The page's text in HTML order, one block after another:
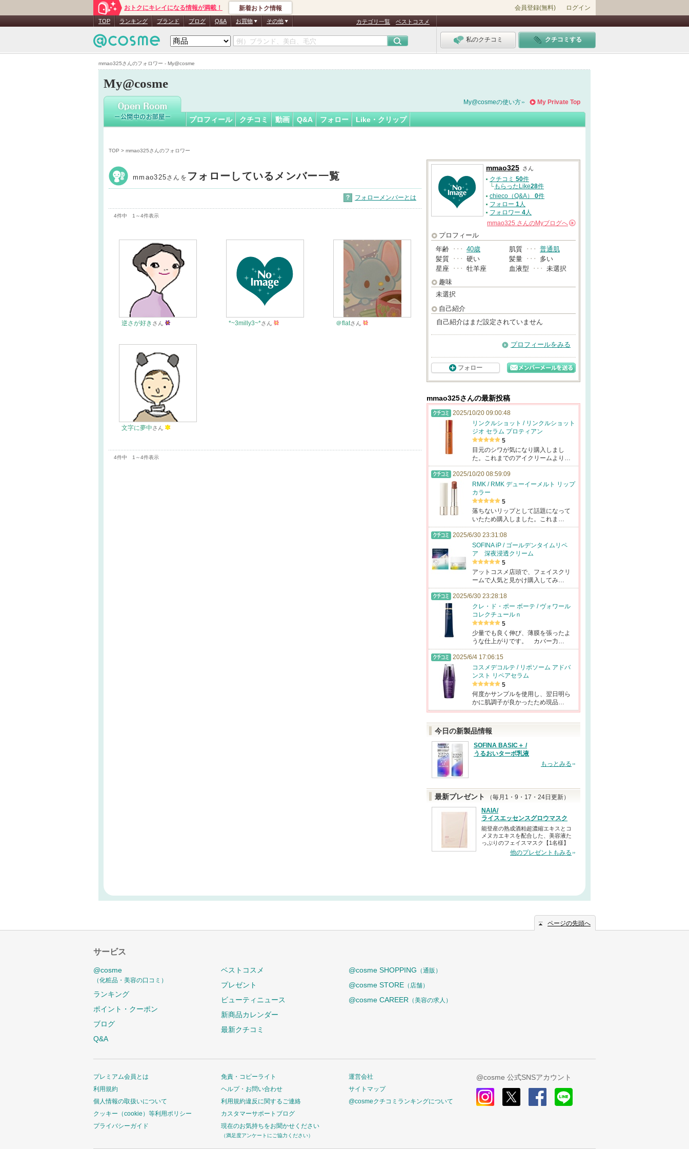
mmao325さんのフォロワー - My@cosme
おトクにキレイになる情報が満載！ 新着おトク情報 会員登録(無料) ログイン
TOP ランキング ブランド ブログ Q&A お買物 その他 カテゴリ一覧 ベストコスメ
私のクチコミ クチコミする
My@cosme
mmao325さん
My Private Top
My@cosmeの使い方
プロフィール クチコミ 動画 Q&A フォロー Like・クリップ
TOP > mmao325さんのフォロワー
mmao325さんを フォローしているメンバー一覧
? フォローメンバーとは
4件中 1～4件表示
逆さが好き さん *~3milly3~*さん ＠flatさん
文字に夢中さん
4件中 1～4件表示
mmao325 さん
クチコミ 50件
└もらったLike28件
chieco（Q&A） 0件
フォロー 1人
フォロワー 4人
mmao325 さんのMyブログへ
プロフィール
年齢 ･･･ 40歳 肌質 ･･･ 普通肌
髪質 ･･･ 硬い 髪量 ･･･
多い
星座 ･･･ 牡羊座 血液型 ･･･ 未選択
趣味
未選択
自己紹介
自己紹介はまだ設定されていません
プロフィールをみる
フォロー
mmao325さんの最新投稿
2025/10/20 09:00:48
リンクルショット / リンクルショット
ジオ セラム プロティアン
5
目元のシワが気になり購入しまし
た。これまでのアイクリームより…
2025/10/20 08:59:09
RMK / RMK デューイーメルト リップ
カラー
5
落ちないリップとして話題になって
いたため購入しました。これま…
2025/6/30 23:31:08
SOFINA iP / ゴールデンタイムリペ
ア 深夜浸透クリーム
5
アットコスメ店頭で、フェイスクリ
ームで人気と見かけ購入してみ…
2025/6/30 23:28:18
クレ・ド・ポー ボーテ / ヴォワール
コレクチュールｎ
5
少量でも良く伸び、薄膜を張ったよ
うな仕上がりです。 カバー力…
2025/6/4 17:06:15
コスメデコルテ / リポソーム アドバ
ンスト リペアセラム
5
何度かサンプルを使用し、翌日明ら
かに肌調子が良かったため現品…
今日の新製品情報
SOFINA BASIC＋ /
うるおいターボ乳液
もっとみる
最新プレゼント
（毎月1・9・17・24日更新）
NAIA/
ライスエッセンスグロウマスク
能登産の熟成酒粕超濃縮エキスとコ
メヌカエキスを配合した、美容液た
っぷりのフェイスマスク【1名様】
他のプレゼントもみる
ページの先頭へ
サービス
@cosme
（化粧品・美容の口コミ）
ランキング
ポイント・クーポン
ブログ
Q&A
ベストコスメ
プレゼント
ビューティニュース
新商品カレンダー
最新クチコミ
@cosme SHOPPING （通販）
@cosme STORE （店舗）
@cosme CAREER （美容の求人）
プレミアム会員とは
利用規約
個人情報の取扱いについて
クッキー（cookie）等利用ポリシー
プライバシーガイド
免責・コピーライト
ヘルプ・お問い合わせ
利用規約違反に関するご連絡
カスタマーサポートブログ
現在のお気持ちをお聞かせください
（満足度アンケートにご協力ください）
運営会社
サイトマップ
@cosmeクチコミランキングについて
@cosme 公式SNSアカウント